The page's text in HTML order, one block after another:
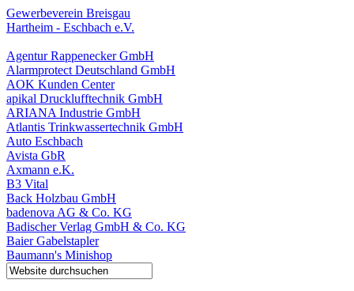
Gewerbeverein Breisgau
Hartheim - Eschbach e.V.
Agentur Rappenecker GmbH
Alarmprotect Deutschland GmbH
AOK Kunden Center
apikal Drucklufftechnik GmbH
ARIANA Industrie GmbH
Atlantis Trinkwassertechnik GmbH
Auto Eschbach
Avista GbR
Axmann e.K.
B3 Vital
Back Holzbau GmbH
badenova AG & Co. KG
Badischer Verlag GmbH & Co. KG
Baier Gabelstapler
Baumann's Minishop